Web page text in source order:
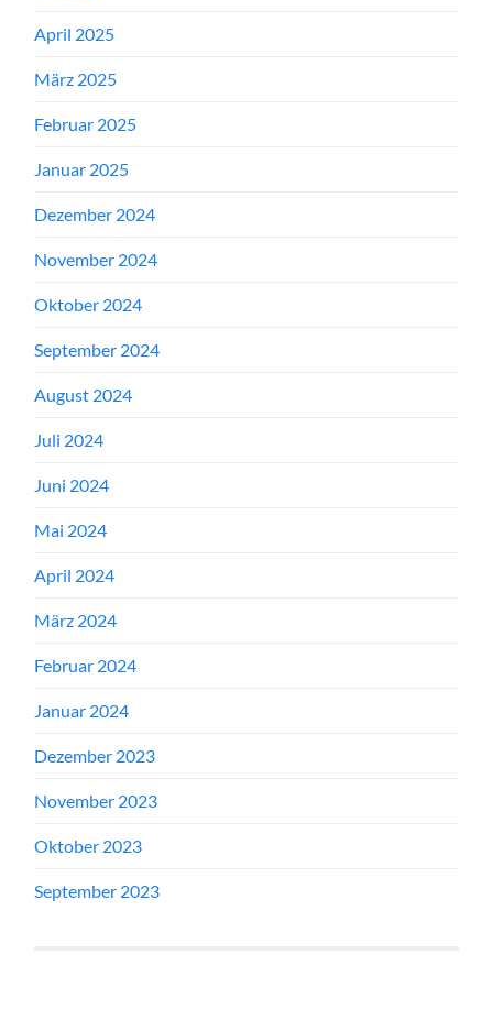
April 2025
März 2025
Februar 2025
Januar 2025
Dezember 2024
November 2024
Oktober 2024
September 2024
August 2024
Juli 2024
Juni 2024
Mai 2024
April 2024
März 2024
Februar 2024
Januar 2024
Dezember 2023
November 2023
Oktober 2023
September 2023